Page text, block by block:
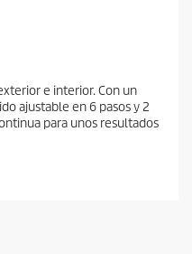
e interior. Con un
ajustable en 6 pasos y 2
para unos resultados